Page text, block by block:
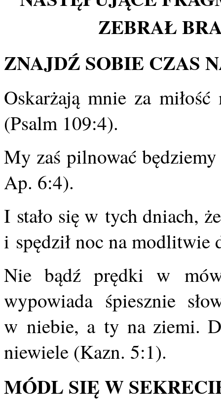
ZEBRAŁ
ZNAJDŹ SOBIE CZAS
Oskarżają mnie za
(Psalm 109:4).
My zaś pilnować
Ap. 6:4).
I stało się w tych dniach,
i spędził noc na
Nie bądź prędki w
wypowiada śpiesznie
w niebie, a ty na ziemi.
niewiele (Kazn. 5:1).
MÓDL SIĘ W